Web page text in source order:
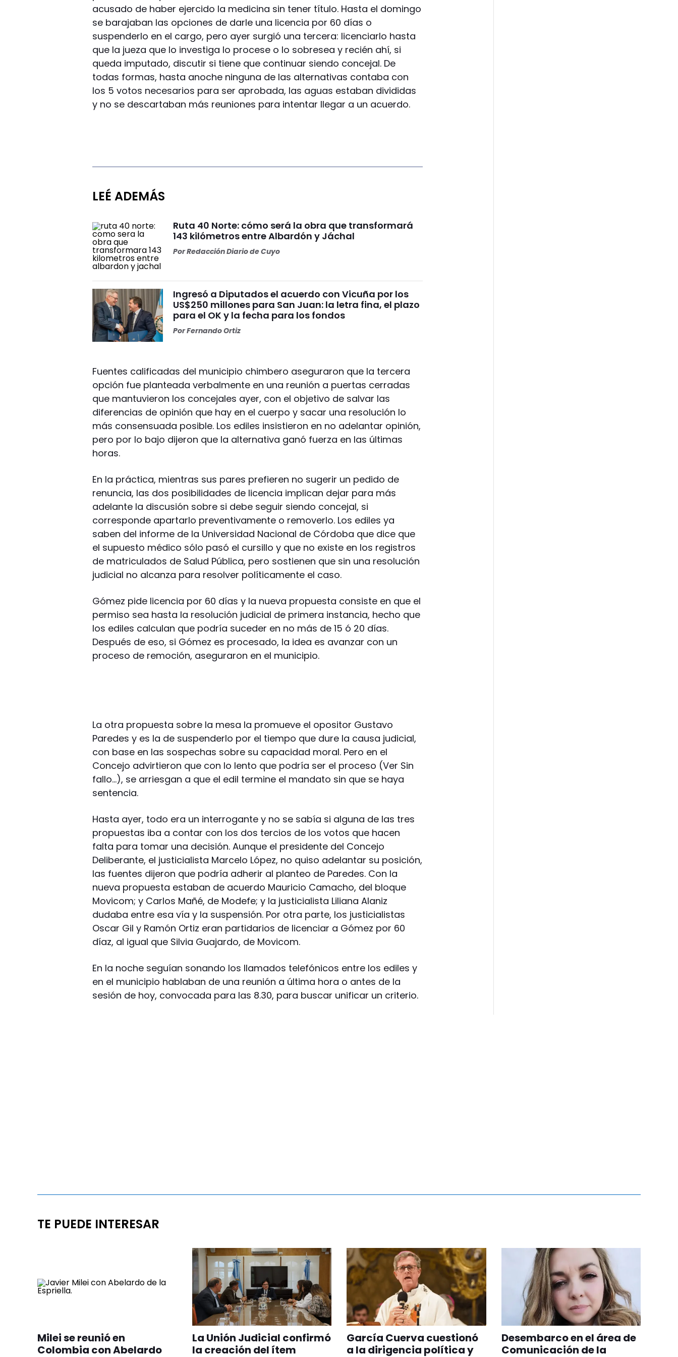
acusado de haber ejercido la medicina sin tener título. Hasta el domingo
se barajaban las opciones de darle una licencia por 60 días o
suspenderlo en el cargo, pero ayer surgió una tercera: licenciarlo hasta
que la jueza que lo investiga lo procese o lo sobresea y recién ahí, si
queda imputado, discutir si tiene que continuar siendo concejal. De
todas formas, hasta anoche ninguna de las alternativas contaba con
los 5 votos necesarios para ser aprobada, las aguas estaban divididas
y no se descartaban más reuniones para intentar llegar a un acuerdo.
LEÉ ADEMÁS
Ruta 40 Norte: cómo será la obra que transformará
143 kilómetros entre Albardón y Jáchal
PorRedacción Diario de Cuyo
Ingresó a Diputados el acuerdo con Vicuña por los
US$250 millones para San Juan: la letra fina, el plazo
para el OK y la fecha para los fondos
PorFernando Ortiz
Fuentes calificadas del municipio chimbero aseguraron que la tercera
opción fue planteada verbalmente en una reunión a puertas cerradas
que mantuvieron los concejales ayer, con el objetivo de salvar las
diferencias de opinión que hay en el cuerpo y sacar una resolución lo
más consensuada posible. Los ediles insistieron en no adelantar opinión,
pero por lo bajo dijeron que la alternativa ganó fuerza en las últimas
horas.
En la práctica, mientras sus pares prefieren no sugerir un pedido de
renuncia, las dos posibilidades de licencia implican dejar para más
adelante la discusión sobre si debe seguir siendo concejal, si
corresponde apartarlo preventivamente o removerlo. Los ediles ya
saben del informe de la Universidad Nacional de Córdoba que dice que
el supuesto médico sólo pasó el cursillo y que no existe en los registros
de matriculados de Salud Pública, pero sostienen que sin una resolución
judicial no alcanza para resolver políticamente el caso.
Gómez pide licencia por 60 días y la nueva propuesta consiste en que el
permiso sea hasta la resolución judicial de primera instancia, hecho que
los ediles calculan que podría suceder en no más de 15 ó 20 días.
Después de eso, si Gómez es procesado, la idea es avanzar con un
proceso de remoción, aseguraron en el municipio.
La otra propuesta sobre la mesa la promueve el opositor Gustavo
Paredes y es la de suspenderlo por el tiempo que dure la causa judicial,
con base en las sospechas sobre su capacidad moral. Pero en el
Concejo advirtieron que con lo lento que podría ser el proceso (Ver Sin
fallo…), se arriesgan a que el edil termine el mandato sin que se haya
sentencia.
Hasta ayer, todo era un interrogante y no se sabía si alguna de las tres
propuestas iba a contar con los dos tercios de los votos que hacen
falta para tomar una decisión. Aunque el presidente del Concejo
Deliberante, el justicialista Marcelo López, no quiso adelantar su posición,
las fuentes dijeron que podría adherir al planteo de Paredes. Con la
nueva propuesta estaban de acuerdo Mauricio Camacho, del bloque
Movicom; y Carlos Mañé, de Modefe; y la justicialista Liliana Alaniz
dudaba entre esa vía y la suspensión. Por otra parte, los justicialistas
Oscar Gil y Ramón Ortiz eran partidarios de licenciar a Gómez por 60
díaz, al igual que Silvia Guajardo, de Movicom.
En la noche seguían sonando los llamados telefónicos entre los ediles y
en el municipio hablaban de una reunión a última hora o antes de la
sesión de hoy, convocada para las 8.30, para buscar unificar un criterio.
TE PUEDE INTERESAR
Milei se reunió en
Colombia con Abelardo
La Unión Judicial confirmó
la creación del ítem
García Cuerva cuestionó
a la dirigencia política y
Desembarco en el área de
Comunicación de la